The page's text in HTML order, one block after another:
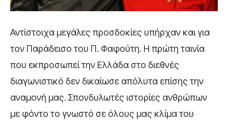
Αντίστοιχα μεγάλες προσδοκίες υπήρχαν και για
τον Παράδεισοτου Π. Φαφούτη. Η πρώτη ταινία
που εκπροσωπεί την Ελλάδα στο διεθνές
διαγωνιστικό δεν δικαίωσε απόλυτα επίσης την
αναμονή μας. Σπονδυλωτές ιστορίες ανθρώπων
με φόντο το γνωστό σε όλους μας κλίμα του